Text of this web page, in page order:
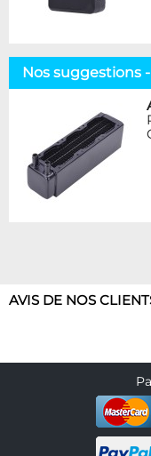
Nos suggestions
AVIS DE NOS